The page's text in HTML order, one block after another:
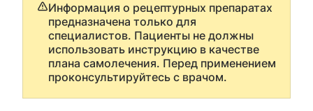
Информация о рецептурных препаратах
предназначена только для
специалистов. Пациенты не должны
использовать инструкцию в качестве
плана самолечения. Перед применением
проконсультируйтесь с врачом.